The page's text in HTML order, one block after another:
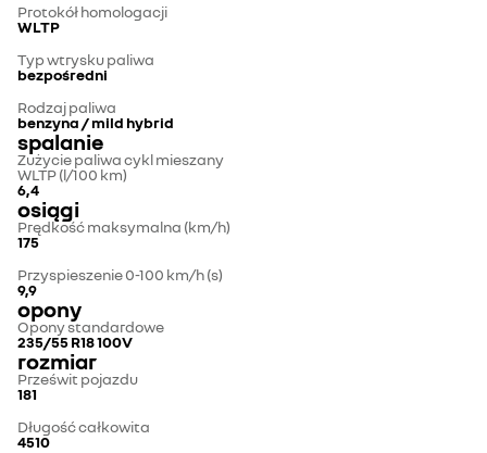
Protokół homologacji
WLTP
Typ wtrysku paliwa
bezpośredni
Rodzaj paliwa
benzyna / mild hybrid
spalanie
Zużycie paliwa cykl mieszany
WLTP (l/100 km)
6,4
osiągi
Prędkość maksymalna (km/h)
175
Przyspieszenie 0-100 km/h (s)
9,9
opony
Opony standardowe
235/55 R18 100V
rozmiar
Prześwit pojazdu
181
Długość całkowita
4510